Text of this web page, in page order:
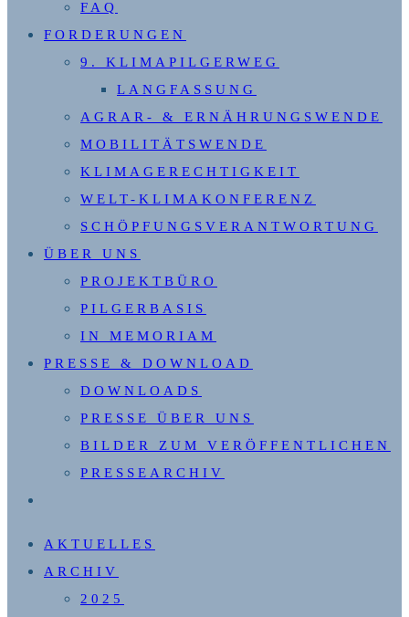
FAQ
FORDERUNGEN
9. KLIMAPILGERWEG
LANGFASSUNG
AGRAR- & ERNÄHRUNGSWENDE
MOBILITÄTSWENDE
KLIMAGERECHTIGKEIT
WELT-KLIMAKONFERENZ
SCHÖPFUNGSVERANTWORTUNG
ÜBER UNS
PROJEKTBÜRO
PILGERBASIS
IN MEMORIAM
PRESSE & DOWNLOAD
DOWNLOADS
PRESSE ÜBER UNS
BILDER ZUM VERÖFFENTLICHEN
PRESSEARCHIV
UMSCHALTEN
AKTUELLES
ARCHIV
2025